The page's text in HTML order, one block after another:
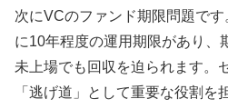
次にVCのファンド期限問題で
に10年程度の運用期限があり、
未上場でも回収を迫られます。
「逃げ道」として重要な役割を